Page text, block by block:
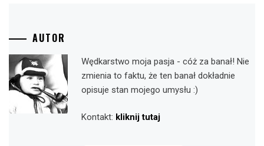
AUTOR
Wędkarstwo moja pasja - cóż za banał! Nie
zmienia to faktu, że ten banał dokładnie
opisuje stan mojego umysłu :)
Kontakt: kliknij tutaj